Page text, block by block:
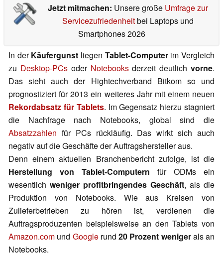
Jetzt mitmachen: Unsere große Umfrage zur
Servicezufriedenheitbei Laptops und
Smartphones 2026
In derKäufergunst liegen Tablet-Computerim Vergleich
zu Desktop-PCsoder Notebooksderzeit deutlichvorne.
Das sieht auch der Hightechverband Bitkom so und
prognostiziert für 2013 ein weiteres Jahr mit einem neuen
Rekordabsatz für Tablets. Im Gegensatz hierzu stagniert
die Nachfrage nach Notebooks, global sind die
Absatzzahlen für PCs rückläufig. Das wirkt sich auch
negativ auf die Geschäfte der Auftragshersteller aus.
Denn einem aktuellen Branchenbericht zufolge, ist die
Herstellung von Tablet-Computern für ODMs ein
wesentlich weniger profitbringendes Geschäft, als die
Produktion von Notebooks. Wie aus Kreisen von
Zulieferbetrieben zu hören ist, verdienen die
Auftragsproduzenten beispielsweise an den Tablets von
Amazon.com und Googlerund 20 Prozent wenigerals an
Notebooks.